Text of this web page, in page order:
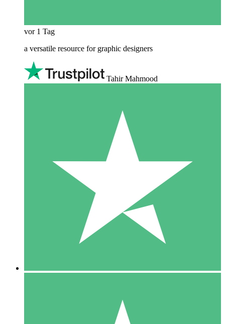
vor 1 Tag
a versatile resource for graphic designers
Tahir Mahmood